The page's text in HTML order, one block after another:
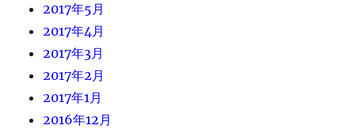
2017年5月
2017年4月
2017年3月
2017年2月
2017年1月
2016年12月